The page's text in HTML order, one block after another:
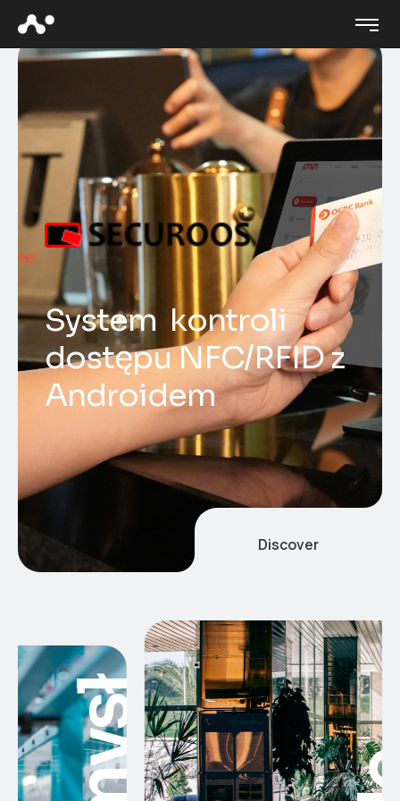
System kontroli
dostępuNFC/RFIDz
Androidem
Discover